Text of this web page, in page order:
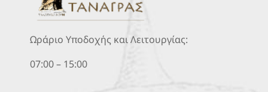
Ωράριο Υποδοχής και Λειτουργίας:
07:00 – 15:00